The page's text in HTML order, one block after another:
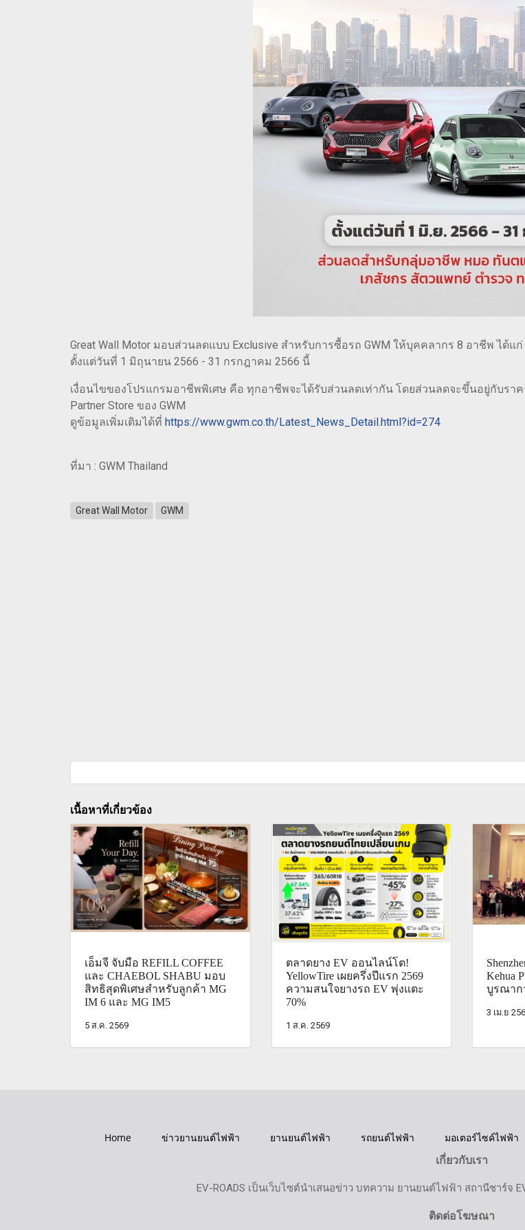
Great Wall Motor มอบส่วนลดแบบ Exclusive สำหรับการซื้อรถ GWM ให้บุคคลากร 8 อาชีพ ไ
ตั้งแต่วันที่ 1 มิถุนายน 2566 - 31 กรกฎาคม 2566 นี้
เงื่อนไขของโปรแกรมอาชีพพิเศษ คือ ทุกอาชีพจะได้รับส่วนลดเท่ากัน โดยส่วนลดจะขึ้นอยู่กับรา
Partner Store ของ GWM
ดูข้อมูลเพิ่มเติมได้ที่ https://www.gwm.co.th/Latest_News_Detail.html?id=274
ที่มา : GWM Thailand
Great Wall Motor GWM
เนื้อหาที่เกี่ยวข้อง
เอ็มจี จับมือ REFILL COFFEE
และ CHAEBOL SHABU มอบ
สิทธิสุดพิเศษสำหรับลูกค้า MG
IM 6 และ MG IM5
5 ส.ค. 2569
ตลาดยาง EV ออนไลน์โต!
YellowTire เผยครึ่งปีแรก 2569
ความสนใจยางรถ EV พุ่งแตะ
70%
1 ส.ค. 2569
Kehua
บูรณาก
3 เม.ย
Home ข่าวยานยนต์ไฟฟ้า ยานยนต์ไฟฟ้า รถยนต์ไฟฟ้า มอเตอร์ไซค์ไฟฟ้า
เกี่ยวกับเรา
EV-ROADS เป็นเว็บไซต์นำเสนอข่าว บทความ ยานยนต์ไฟฟ้า สถานีชาร์จ
ติดต่อโฆษณา